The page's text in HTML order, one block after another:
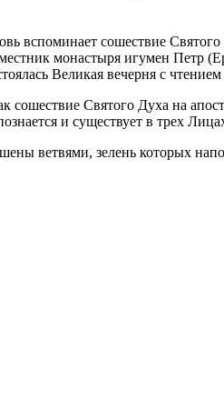
вспоминает сошествие
монастыря игумен Петр
Великая вечерня с
сошествие Святого Духа на
и существует в трех
ветвями, зелень которых